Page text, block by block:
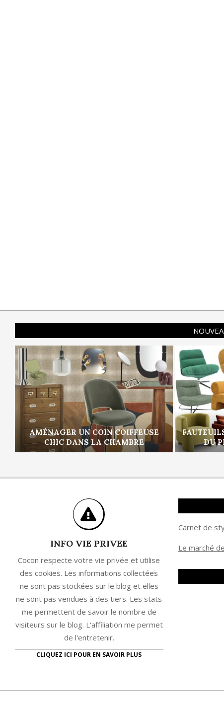
AMÉNAGER UN COIN COIFFEUSE
CHIC DANS LA CHAMBRE
DU
INFO VIE PRIVEE
Cocon respecte votre vie privée et utilise
des cookies. Les informations collectées
ne sont pas stockées sur le blog et elles
ne sont pas vendues à des tiers. Les stats
me permettent de savoir le nombre de
visiteurs sur le blog. L'affiliation me permet
de l'entretenir.
CLIQUEZ ICI POUR EN SAVOIR PLUS
Carnet de
Le marché